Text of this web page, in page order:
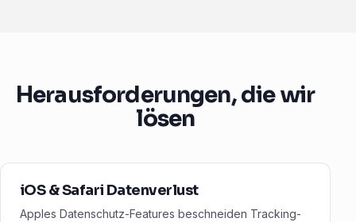
Herausforderungen, die wir
lösen
iOS & Safari Datenverlust
Apples Datenschutz-Features beschneiden Tracking-